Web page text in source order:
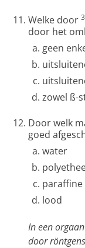
Welke door
door het
geen
zowel ß-
Door welk
goed
water
paraffine
lood
In een
door